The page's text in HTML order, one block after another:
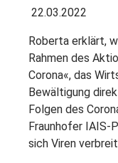
22.03.2022
Roberta erklärt,
Rahmen des
Corona«, das
Bewältigung
Folgen des
Fraunhofer IAIS-
sich Viren